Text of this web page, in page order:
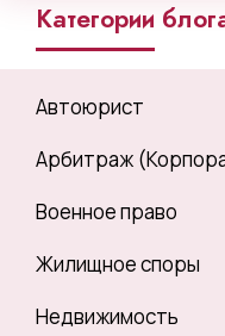
Категории
Автоюрист
Арбитраж
Военное право
Жилищное споры
Недвижимость